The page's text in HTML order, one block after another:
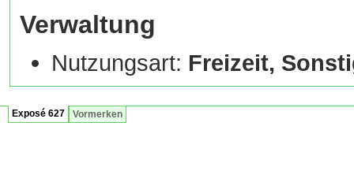
Verwaltung
Nutzungsart: Freizeit,
Exposé 627 Vormerken